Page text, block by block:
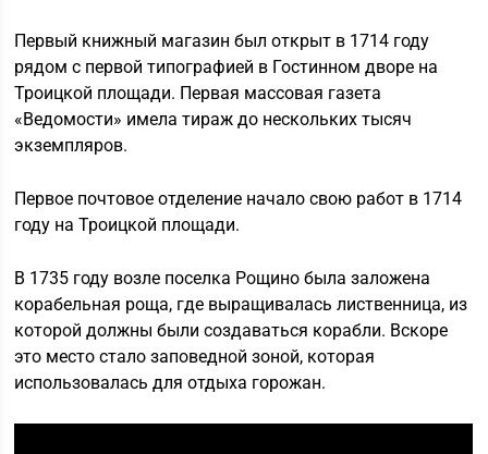
Первый книжный магазин был открыт в 1714 году
рядом с первой типографией в Гостинном дворе на
Троицкой площади. Первая массовая газета
«Ведомости» имела тираж до нескольких тысяч
экземпляров.
Первое почтовое отделение начало свою работ в 1714
году на Троицкой площади.
В 1735 году возле поселка Рощино была заложена
корабельная роща, где выращивалась лиственница, из
которой должны были создаваться корабли. Вскоре
это место стало заповедной зоной, которая
использовалась для отдыха горожан.